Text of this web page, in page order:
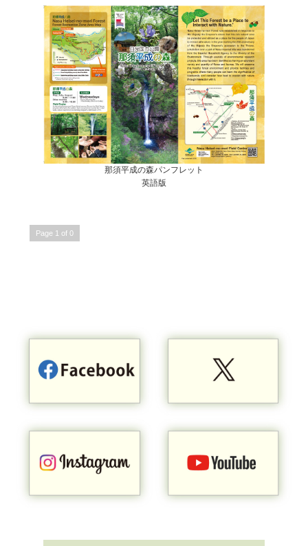
那須平成の森パンフレット
英語版
Page 1 of 0